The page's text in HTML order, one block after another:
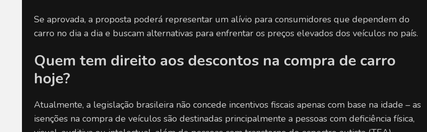
Se aprovada, a proposta poderá representar um alívio para consumidores que dependem do
carro no dia a dia e buscam alternativas para enfrentar os preços elevados dos veículos no país.
Quem tem direito aos descontos na compra de carro
hoje?
Atualmente, a legislação brasileira não concede incentivos fiscais apenas com base na idade – as
isenções na compra de veículos são destinadas principalmente a pessoas com deficiência física,